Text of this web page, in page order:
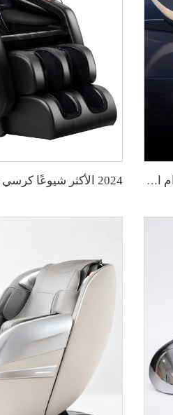
2023 كرسي كهربائي فاخر بتدليك 4D بتأثير انعدام الجاذبية، كرسي تدليك كامل الجسم GUOHENG